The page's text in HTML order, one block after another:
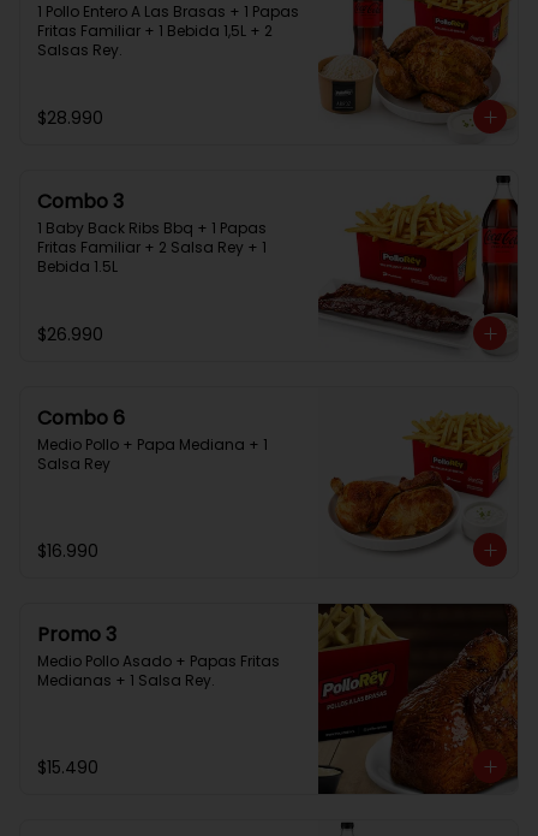
1 Pollo Entero A Las Brasas + 1 Papas
Fritas Familiar + 1 Bebida 1,5L + 2
Salsas Rey.
$28.990
Combo 3
1 Baby Back Ribs Bbq + 1 Papas
Fritas Familiar + 2 Salsa Rey + 1
Bebida 1.5L
$26.990
Combo 6
Medio Pollo + Papa Mediana + 1
Salsa Rey
$16.990
Promo 3
Medio Pollo Asado + Papas Fritas
Medianas + 1 Salsa Rey.
$15.490